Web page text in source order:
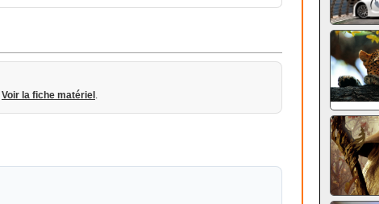
Voir la fiche matériel .